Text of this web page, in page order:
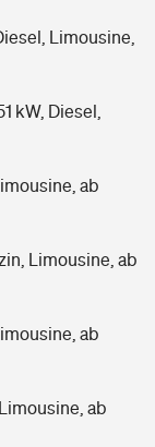
Limousine,
kW, Diesel,
ab
Limousine, ab
ab
ab